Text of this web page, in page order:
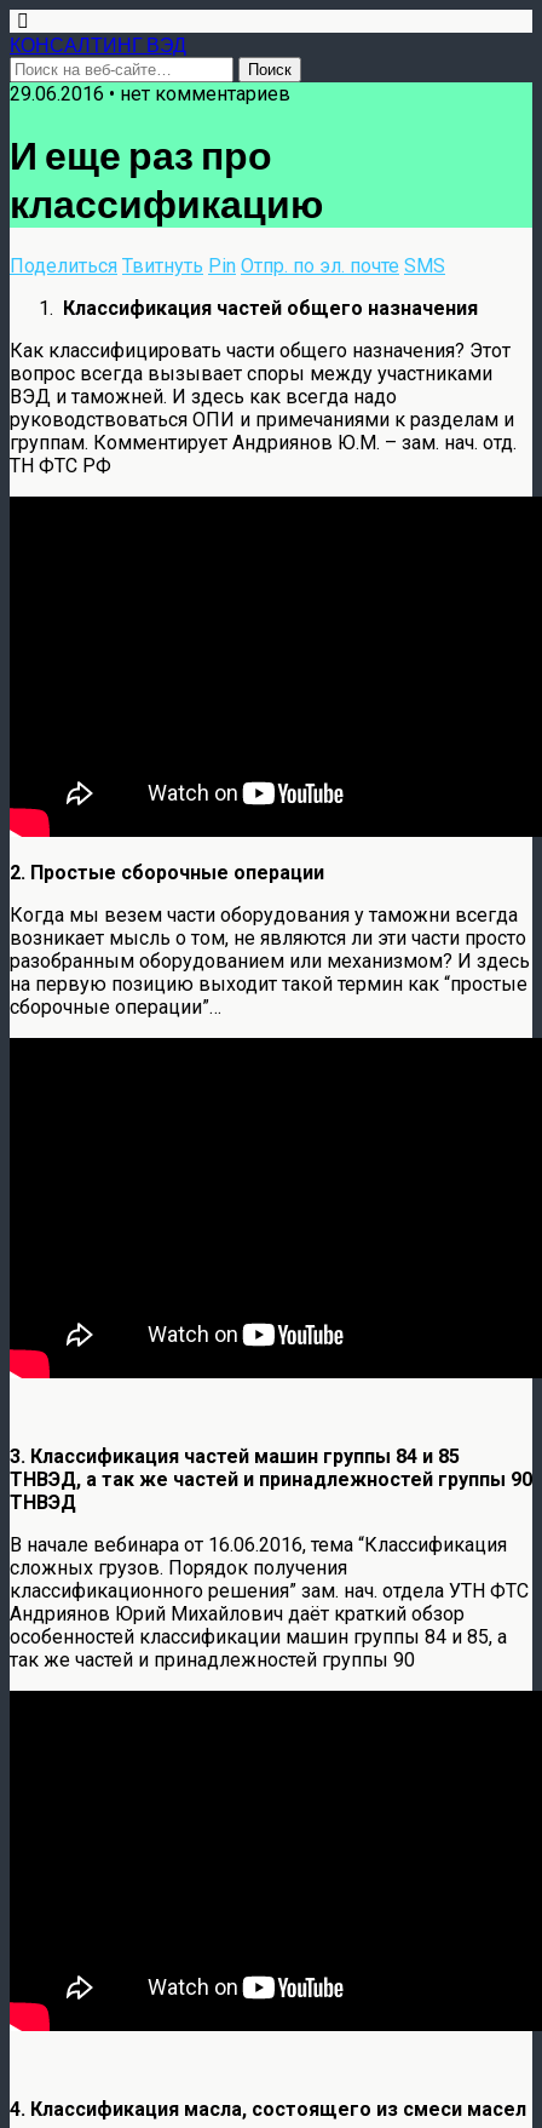
КОНСАЛТИНГ ВЭД
29.06.2016 • нет комментариев
И еще раз про
классификацию
Поделиться Твитнуть Pin Отпр. по эл. почте SMS
Классификация частей общего назначения
Как классифицировать части общего назначения? Этот
вопрос всегда вызывает споры между участниками
ВЭД и таможней. И здесь как всегда надо
руководствоваться ОПИ и примечаниями к разделам и
группам. Комментирует Андриянов Ю.М. – зам. нач. отд.
ТН ФТС РФ
2. Простые сборочные операции
Когда мы везем части оборудования у таможни всегда
возникает мысль о том, не являются ли эти части просто
разобранным оборудованием или механизмом? И здесь
на первую позицию выходит такой термин как “простые
сборочные операции”…
3. Классификация частей машин группы 84 и 85
ТНВЭД, а так же частей и принадлежностей группы 90
ТНВЭД
В начале вебинара от 16.06.2016, тема “Классификация
сложных грузов. Порядок получения
классификационного решения” зам. нач. отдела УТН ФТС
Андриянов Юрий Михайлович даёт краткий обзор
особенностей классификации машин группы 84 и 85, а
так же частей и принадлежностей группы 90
4. Классификация масла, состоящего из смеси масел